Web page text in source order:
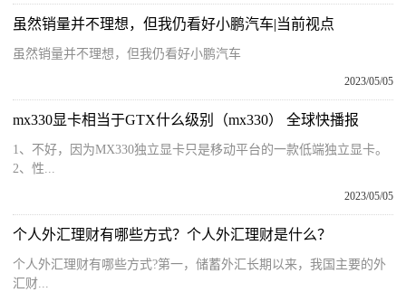
虽然销量并不理想，但我仍看好小鹏汽车|当前视点
虽然销量并不理想，但我仍看好小鹏汽车
2023/05/05
mx330显卡相当于GTX什么级别（mx330） 全球快播报
1、不好，因为MX330独立显卡只是移动平台的一款低端独立显卡。
2、性...
2023/05/05
个人外汇理财有哪些方式？个人外汇理财是什么？
个人外汇理财有哪些方式?第一，储蓄外汇长期以来，我国主要的外
汇财...